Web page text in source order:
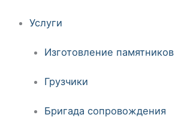
Услуги
Изготовление памятников
Грузчики
Бригада сопровождения